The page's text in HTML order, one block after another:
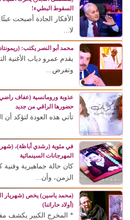
السقوط البطيء!
الأفكار الجادة أصبحت
لا...
محمد أبو النصر يكتب:
يقدم عمرو دياب الأغنية
وتفرض...
عذوبة ورومانسية (عفاف
حضورها الراقي من جديد
تأتي هذه العودة لتؤكد
في مئوية (رشدي أباظة)،
المهرجانات السينمائية
كان حالة جماهيرية وفنية
الزمن، وأن...
(محمد ياسين) يخص (شهريار
(أولاد حاراتنا)
* المخرج الكبير يكشف